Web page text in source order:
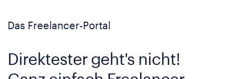
Das Freelancer-Portal
Direktester geht's nicht!